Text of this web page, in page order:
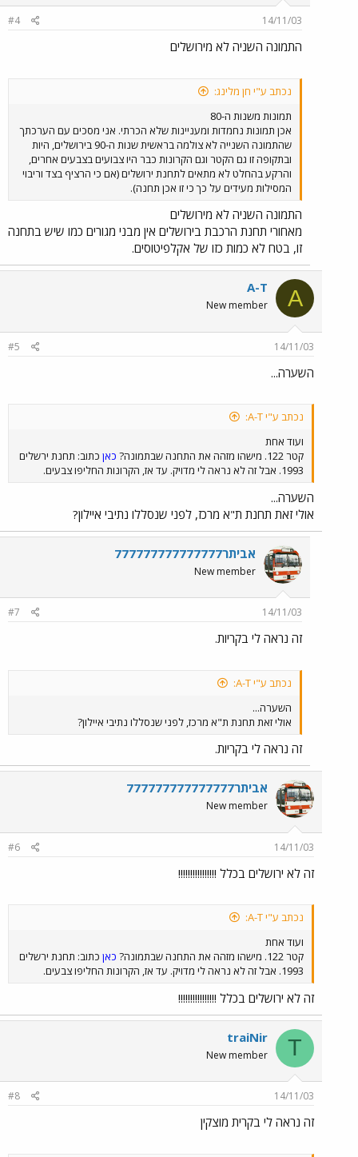
14/11/03
#4
התמונה השניה לא מירושלים
נכתב ע"י חן מלינג:
תמונות משנות ה-80
אכן תמונות נחמדות ומעניינות שלא הכרתי. אני מסכים עם הערכתך
שהתמונה השנייה לא צולמה בראשית שנות ה-90 בירושלים, היות
ובתקופה זו גם הקטר וגם הקרונות כבר היו צבועים בצבעים אחרים,
והרקע בהחלט לא מתאים לתחנת ירושלים (אם כי הרציף בצד וריבוי
המסילות מעידים על כך כי זו אכן תחנה).
התמונה השניה לא מירושלים
מאחורי תחנת הרכבת בירושלים אין מבני מגורים כמו שיש בתחנה
זו, בטח לא כמות כזו של אקלפיטוסים.
A
A-T
New member
14/11/03
#5
השערה...
נכתב ע"י A-T:
ועוד אחת
קטר 122. מישהו מזהה את התחנה שבתמונה?
כאן כתוב: תחנת ירשלים
1993. אבל זה לא נראה לי מדויק. עד אז, הקרונות החליפו צבעים.
השערה...
אולי זאת תחנת ת"א מרכז, לפני שנסללו נתיבי איילון?
אביתר777777777777777
New member
14/11/03
#7
זה נראה לי בקריות.
נכתב ע"י A-T:
השערה...
אולי זאת תחנת ת"א מרכז, לפני שנסללו נתיבי איילון?
זה נראה לי בקריות.
אביתר777777777777777
New member
14/11/03
#6
זה לא ירושלים בכלל !!!!!!!!!!!!!!!!
נכתב ע"י A-T:
ועוד אחת
קטר 122. מישהו מזהה את התחנה שבתמונה?
כאן כתוב: תחנת ירשלים
1993. אבל זה לא נראה לי מדויק. עד אז, הקרונות החליפו צבעים.
זה לא ירושלים בכלל !!!!!!!!!!!!!!!!
T
traiNir
New member
14/11/03
#8
זה נראה לי בקרית מוצקין